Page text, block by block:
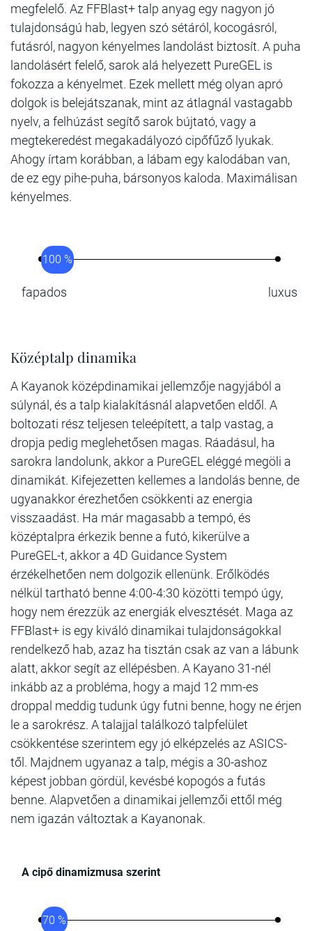
megfelelő. Az FFBlast+ talp anyag egy nagyon jó
tulajdonságú hab, legyen szó sétáról, kocogásról,
futásról, nagyon kényelmes landolást biztosít. A puha
landolásért felelő, sarok alá helyezett PureGEL is
fokozza a kényelmet. Ezek mellett még olyan apró
dolgok is belejátszanak, mint az átlagnál vastagabb
nyelv, a felhúzást segítő sarok bújtató, vagy a
megtekeredést megakadályozó cipőfűző lyukak.
Ahogy írtam korábban, a lábam egy kalodában van,
de ez egy pihe-puha, bársonyos kaloda. Maximálisan
kényelmes.
100 %
fapados luxus
Középtalp dinamika
A Kayanok középdinamikai jellemzője nagyjából a
súlynál, és a talp kialakításnál alapvetően eldől. A
boltozati rész teljesen teleépített, a talp vastag, a
dropja pedig meglehetősen magas. Ráadásul, ha
sarokra landolunk, akkor a PureGEL eléggé megöli a
dinamikát. Kifejezetten kellemes a landolás benne, de
ugyanakkor érezhetően csökkenti az energia
visszaadást. Ha már magasabb a tempó, és
középtalpra érkezik benne a futó, kikerülve a
PureGEL-t, akkor a 4D Guidance System
érzékelhetően nem dolgozik ellenünk. Erőlködés
nélkül tartható benne 4:00-4:30 közötti tempó úgy,
hogy nem érezzük az energiák elvesztését. Maga az
FFBlast+ is egy kiváló dinamikai tulajdonságokkal
rendelkező hab, azaz ha tisztán csak az van a lábunk
alatt, akkor segít az ellépésben. A Kayano 31-nél
inkább az a probléma, hogy a majd 12 mm-es
droppal meddig tudunk úgy futni benne, hogy ne érjen
le a sarokrész. A talajjal találkozó talpfelület
csökkentése szerintem egy jó elképzelés az ASICS-
től. Majdnem ugyanaz a talp, mégis a 30-ashoz
képest jobban gördül, kevésbé kopogós a futás
benne. Alapvetően a dinamikai jellemzői ettől még
nem igazán változtak a Kayanonak.
A cipő dinamizmusa szerint
70 %